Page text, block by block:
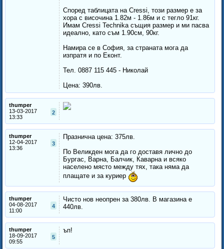
Според таблицата на Cressi, този размер е за
хора с височина 1.82м - 1.86м и с тегло 91кг.
Имам Cressi Technika същия размер и ми пасва
идеално, като съм 1.90см, 90кг.
Намира се в София, за страната мога да
изпратя и по Еконт.
Тел. 0887 115 445 - Николай
Цена: 390лв.
thumper
2
13-03-2017
13:33
thumper
3
12-04-2017
13:36
Празнична цена: 375лв.
По Великден мога да го доставя лично до
Бургас, Варна, Балчик, Каварна и всяко
населено място между тях, така няма да
плащате и за куриер
thumper
4
04-08-2017
11:00
Чисто нов неопрен за 380лв. В магазина е
440лв.
thumper
5
18-09-2017
09:55
ъп!